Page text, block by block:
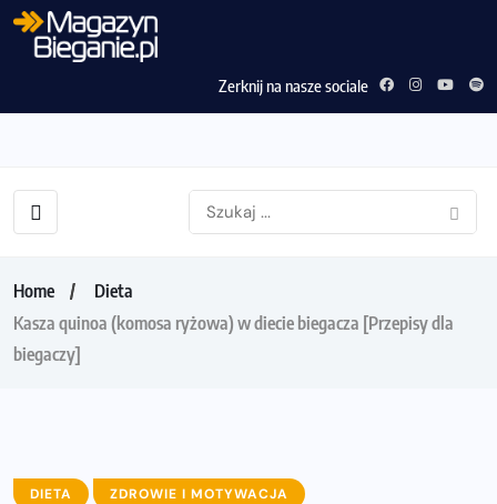
Zerknij na nasze sociale
Home
Dieta
Kasza quinoa (komosa ryżowa) w diecie biegacza [Przepisy dla
biegaczy]
DIETA ZDROWIE I MOTYWACJA